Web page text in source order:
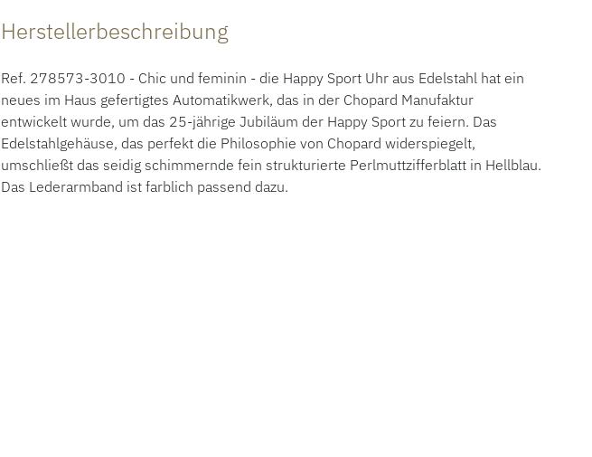
Herstellerbeschreibung
Ref. 278573-3010 - Chic und feminin - die Happy Sport Uhr aus Edelstahl hat ein
neues im Haus gefertigtes Automatikwerk, das in der Chopard Manufaktur
entwickelt wurde, um das 25-jährige Jubiläum der Happy Sport zu feiern. Das
Edelstahlgehäuse, das perfekt die Philosophie von Chopard widerspiegelt,
umschließt das seidig schimmernde fein strukturierte Perlmuttzifferblatt in Hellblau.
Das Lederarmband ist farblich passend dazu.